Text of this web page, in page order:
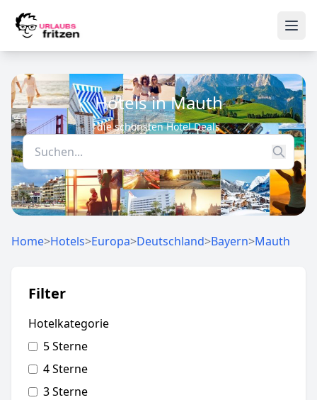
Hotels in Mauth
die schönsten Hotel Deals
Home>Hotels>Europa>Deutschland>Bayern>Mauth
Filter
Hotelkategorie
5 Sterne
4 Sterne
3 Sterne